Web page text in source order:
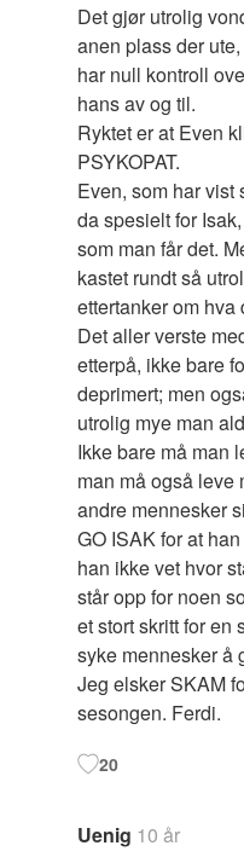
Det gjør utrolig
anen plass der
har null kontroll
hans av og til.
Ryktet er at Even
PSYKOPAT.
Even, som har vist
da spesielt for
som man får det.
kastet rundt så
ettertanker om
Det aller verste
etterpå, ikke bare
deprimert; men
utrolig mye man
Ikke bare må man
man må også leve
andre mennesker
GO ISAK for at
han ikke vet hvor
står opp for noen
et stort skritt for en
syke mennesker å
Jeg elsker SKAM
sesongen. Ferdi.
20
Uenig 10 år